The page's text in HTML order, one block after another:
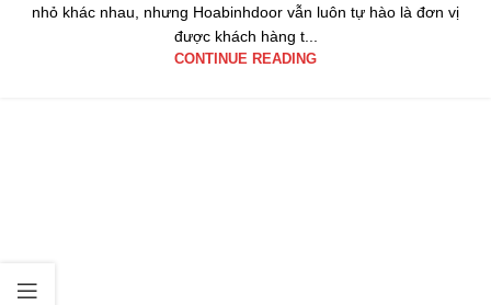
nhỏ khác nhau, nhưng Hoabinhdoor vẫn luôn tự hào là đơn vị
được khách hàng t...
CONTINUE READING